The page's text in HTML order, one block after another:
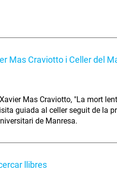
Mas Craviotto i Celler del
Mas Craviotto, "La mort
guiada al celler seguit de la
de Manresa.
llibres